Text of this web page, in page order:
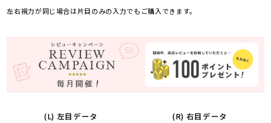
左右視力が同じ場合は片目のみの入力でもご購入できます。
(L) 左目データ (R) 右目データ